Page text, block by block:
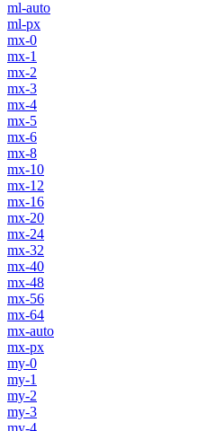
ml-auto
ml-px
mx-0
mx-1
mx-2
mx-3
mx-4
mx-5
mx-6
mx-8
mx-10
mx-12
mx-16
mx-20
mx-24
mx-32
mx-40
mx-48
mx-56
mx-64
mx-auto
mx-px
my-0
my-1
my-2
my-3
my-4